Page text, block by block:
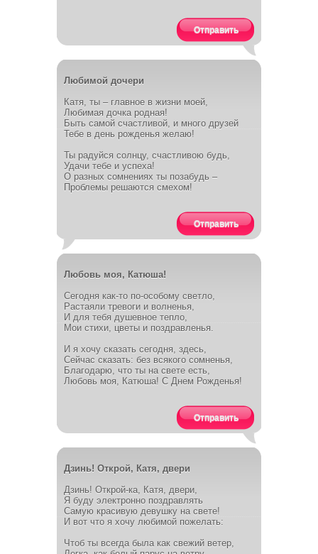
Отправить
Любимой дочери
Катя, ты – главное в жизни моей,
Любимая дочка родная!
Быть самой счастливой, и много друзей
Тебе в день рожденья желаю!
Ты радуйся солнцу, счастливою будь,
Удачи тебе и успеха!
О разных сомнениях ты позабудь –
Проблемы решаются смехом!
Отправить
Любовь моя, Катюша!
Сегодня как-то по-особому светло,
Растаяли тревоги и волненья,
И для тебя душевное тепло,
Мои стихи, цветы и поздравленья.
И я хочу сказать сегодня, здесь,
Сейчас сказать: без всякого сомненья,
Благодарю, что ты на свете есть,
Любовь моя, Катюша! С Днем Рожденья!
Отправить
Дзинь! Открой, Катя, двери
Дзинь! Открой-ка, Катя, двери,
Я буду электронно поздравлять
Самую красивую девушку на свете!
И вот что я хочу любимой пожелать:
Чтоб ты всегда была как свежий ветер,